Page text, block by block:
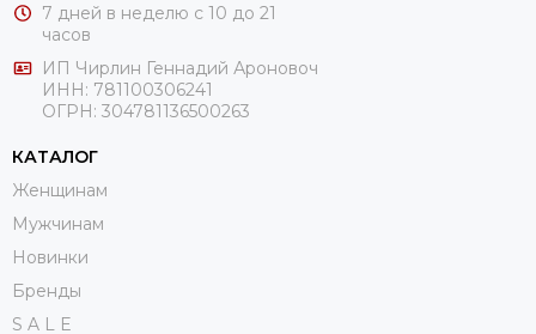
7 дней в неделю с 10 до 21
часов
ИП Чирлин Геннадий Ароновоч
ИНН: 781100306241
ОГРН: 304781136500263
КАТАЛОГ
Женщинам
Мужчинам
Новинки
Бренды
S A L E